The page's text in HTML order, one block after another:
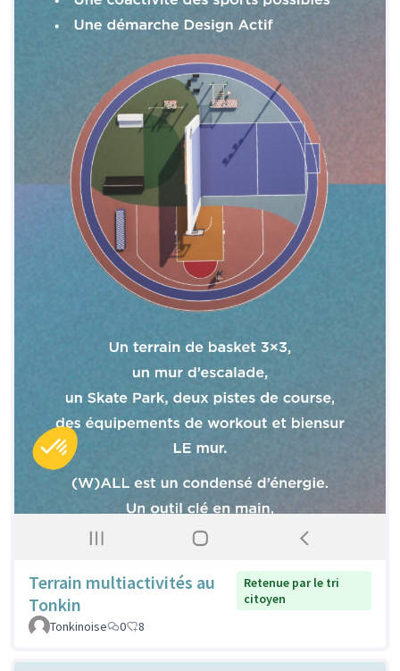
Terrain multiactivités au
Tonkin
Retenue par le tri
citoyen
Tonkinoise
0 8